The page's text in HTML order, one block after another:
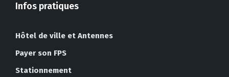
Infos pratiques
Hôtel de ville et Antennes
Payer son FPS
Stationnement